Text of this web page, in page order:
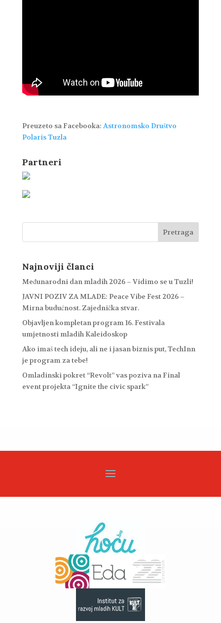
Preuzeto sa Facebooka: Astronomsko Društvo
Polaris Tuzla
Partneri
Najnoviji članci
Međunarodni dan mladih 2026 – Vidimo se u Tuzli!
JAVNI POZIV ZA MLADE: Peace Vibe Fest 2026 –
Mirna budućnost. Zajednička stvar.
Objavljen kompletan program 16. Festivala
umjetnosti mladih Kaleidoskop
Ako imaš tech ideju, ali ne i jasan biznis put, TechInn
je program za tebe!
Omladinski pokret “Revolt” vas poziva na Final
event projekta “Ignite the civic spark”